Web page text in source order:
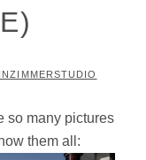
so many pictures
them all: